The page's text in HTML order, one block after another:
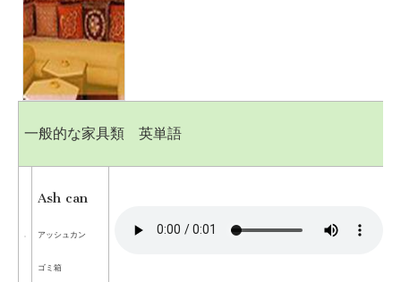
一般的な家具類 英単語
Ash can
アッシュカン
ゴミ箱